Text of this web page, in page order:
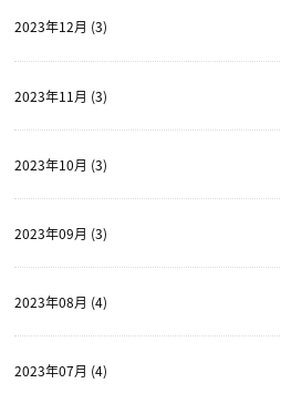
2023年12月 (3)
2023年11月 (3)
2023年10月 (3)
2023年09月 (3)
2023年08月 (4)
2023年07月 (4)